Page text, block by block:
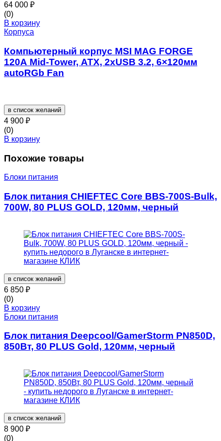
64 000 ₽
(0)
В корзину
Корпуса
Компьютерный корпус MSI MAG FORGE
120A Mid-Tower, ATX, 2xUSB 3.2, 6×120мм
autoRGb Fan
в список желаний
4 900 ₽
(0)
В корзину
Похожие товары
Блоки питания
Блок питания CHIEFTEC Core BBS-700S-Bulk,
700W, 80 PLUS GOLD, 120мм, черный
в список желаний
6 850 ₽
(0)
В корзину
Блоки питания
Блок питания Deepcool/GamerStorm PN850D,
850Вт, 80 PLUS Gold, 120мм, черный
в список желаний
8 900 ₽
(0)